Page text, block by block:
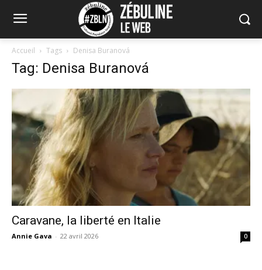
Accueil Tags Denisa Buranová
Tag: Denisa Buranová
Caravane, la liberté en Italie
Annie Gava - 22 avril 2026 0